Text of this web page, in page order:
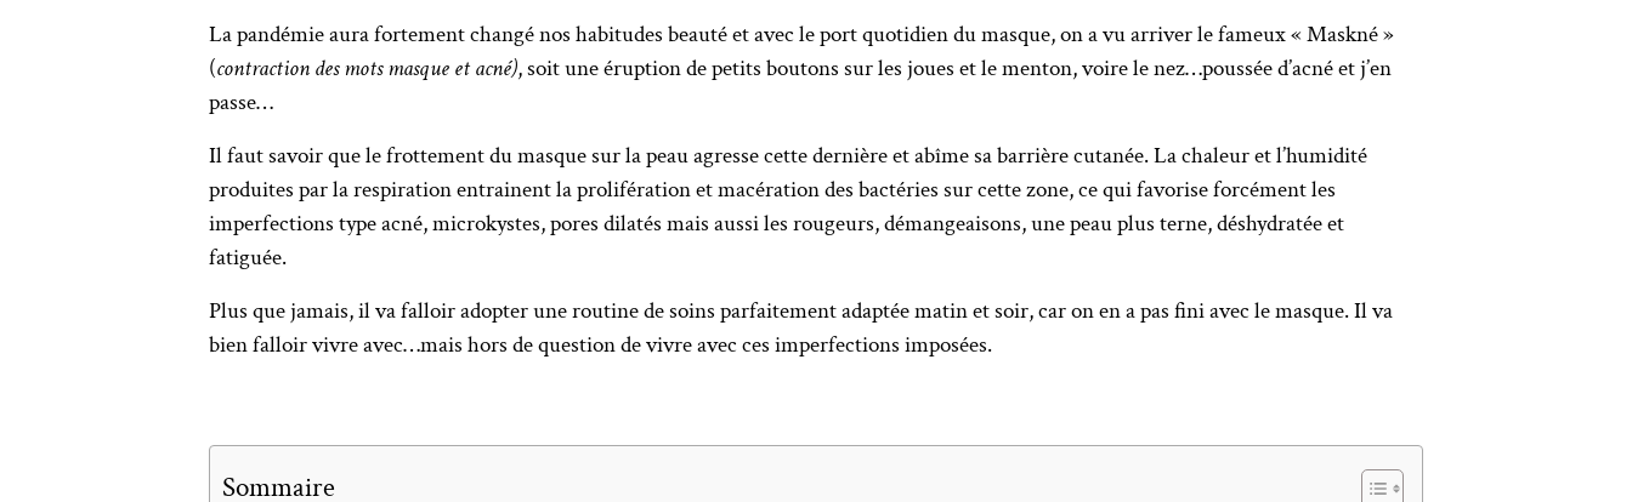
La pandémie aura fortement changé nos habitudes beauté et avec le port quotidien du masque, on a vu arriver le fameux « Maskné »
(contraction des mots masque et acné), soit une éruption de petits boutons sur les joues et le menton, voire le nez…poussée d’acné et j’en
passe…
Il faut savoir que le frottement du masque sur la peau agresse cette dernière et abîme sa barrière cutanée. La chaleur et l’humidité
produites par la respiration entrainent la prolifération et macération des bactéries sur cette zone, ce qui favorise forcément les
imperfections type acné, microkystes, pores dilatés mais aussi les rougeurs, démangeaisons, une peau plus terne, déshydratée et
fatiguée.
Plus que jamais, il va falloir adopter une routine de soins parfaitement adaptée matin et soir, car on en a pas fini avec le masque. Il va
bien falloir vivre avec…mais hors de question de vivre avec ces imperfections imposées.
Sommaire